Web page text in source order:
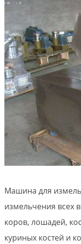
Машина для
измельчения всех
коров, лошадей,
куриных костей и